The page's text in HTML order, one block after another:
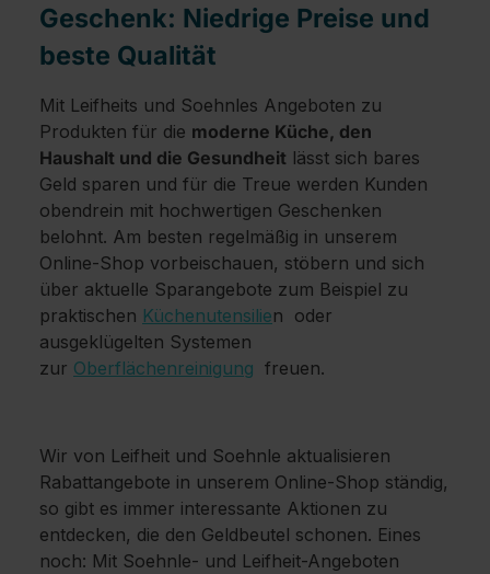
Geschenk: Niedrige Preise und
beste Qualität
Mit Leifheits und Soehnles Angeboten zu
Produkten für die moderne Küche, den
Haushalt und die Gesundheit lässt sich bares
Geld sparen und für die Treue werden Kunden
obendrein mit hochwertigen Geschenken
belohnt. Am besten regelmäßig in unserem
Online-Shop vorbeischauen, stöbern und sich
über aktuelle Sparangebote zum Beispiel zu
praktischen Küchenutensilien oder
ausgeklügelten Systemen
zur Oberflächenreinigung freuen.
Wir von Leifheit und Soehnle aktualisieren
Rabattangebote in unserem Online-Shop ständig,
so gibt es immer interessante Aktionen zu
entdecken, die den Geldbeutel schonen. Eines
noch: Mit Soehnle- und Leifheit-Angeboten